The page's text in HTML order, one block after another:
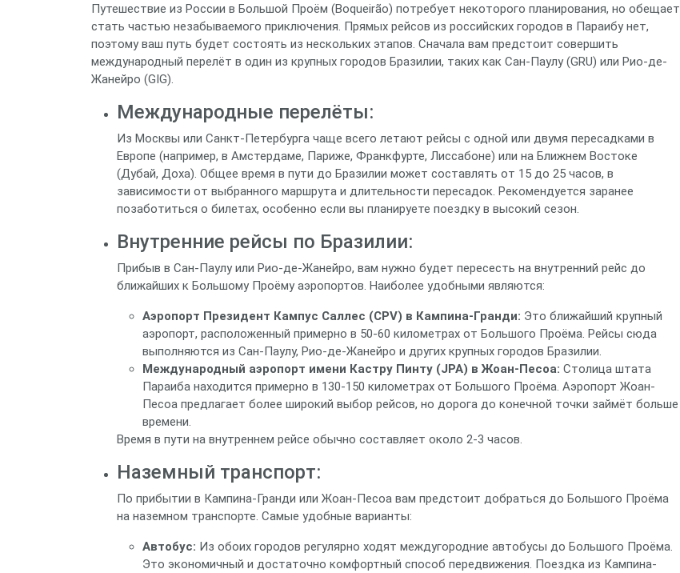
Путешествие из России в Большой Проём (Boqueirão) потребует некоторого планирования, но обещает
стать частью незабываемого приключения. Прямых рейсов из российских городов в Параибу нет,
поэтому ваш путь будет состоять из нескольких этапов. Сначала вам предстоит совершить
международный перелёт в один из крупных городов Бразилии, таких как Сан-Паулу (GRU) или Рио-де-
Жанейро (GIG).
Международные перелёты:
Из Москвы или Санкт-Петербурга чаще всего летают рейсы с одной или двумя пересадками в
Европе (например, в Амстердаме, Париже, Франкфурте, Лиссабоне) или на Ближнем Востоке
(Дубай, Доха). Общее время в пути до Бразилии может составлять от 15 до 25 часов, в
зависимости от выбранного маршрута и длительности пересадок. Рекомендуется заранее
позаботиться о билетах, особенно если вы планируете поездку в высокий сезон.
Внутренние рейсы по Бразилии:
Прибыв в Сан-Паулу или Рио-де-Жанейро, вам нужно будет пересесть на внутренний рейс до
ближайших к Большому Проёму аэропортов. Наиболее удобными являются:
Аэропорт Президент Кампус Саллес (CPV) в Кампина-Гранди: Это ближайший крупный
аэропорт, расположенный примерно в 50-60 километрах от Большого Проёма. Рейсы сюда
выполняются из Сан-Паулу, Рио-де-Жанейро и других крупных городов Бразилии.
Международный аэропорт имени Кастру Пинту (JPA) в Жоан-Песоа: Столица штата
Параиба находится примерно в 130-150 километрах от Большого Проёма. Аэропорт Жоан-
Песоа предлагает более широкий выбор рейсов, но дорога до конечной точки займёт больше
времени.
Время в пути на внутреннем рейсе обычно составляет около 2-3 часов.
Наземный транспорт:
По прибытии в Кампина-Гранди или Жоан-Песоа вам предстоит добраться до Большого Проёма
на наземном транспорте. Самые удобные варианты:
Автобус: Из обоих городов регулярно ходят междугородние автобусы до Большого Проёма.
Это экономичный и достаточно комфортный способ передвижения. Поездка из Кампина-